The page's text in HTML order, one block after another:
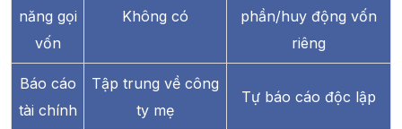
năng gọi
vốn
Không có
phần/huy động vốn
riêng
Báo cáo
tài chính
Tập trung về công
ty mẹ
Tự báo cáo độc lập